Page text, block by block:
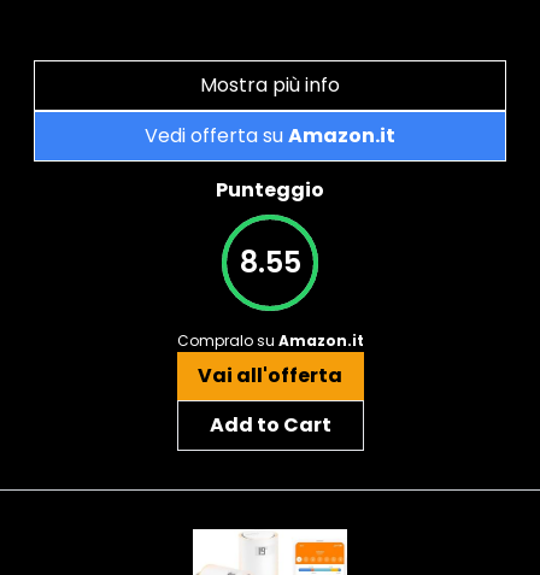
Mostra più info
Vedi offerta suAmazon.it
Punteggio
8.55
Compralo su Amazon.it
Vai all'offerta
Add to Cart